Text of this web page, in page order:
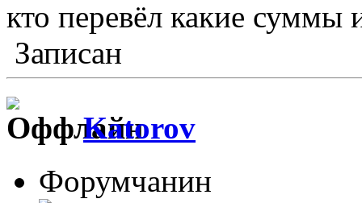
кто перевёл какие суммы
Записан
Katorov
Форумчанин